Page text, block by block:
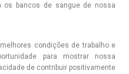
bancos de sangue de nossa
condições de trabalho e
para mostrar nossa
de contribuir positivamente